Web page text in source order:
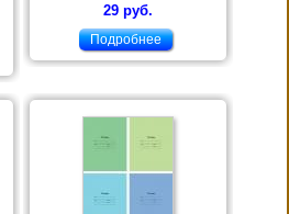
29 руб.
Подробнее